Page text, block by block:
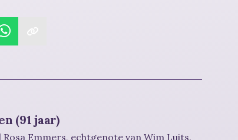
(91 jaar)
Rosa Emmers, echtgenote van Wim Luits.